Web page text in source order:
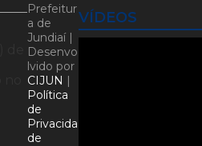
VÍDEOS
Prefeitur
a de
Jundiaí |
Desenvo
lvido por
CIJUN |
Política
de
Privacida
de